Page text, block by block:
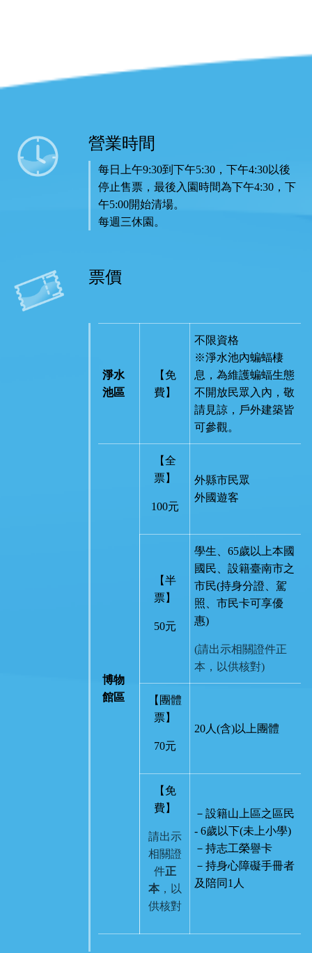
園區
即時
影像
營業時間
每日上午9:30到下午5:30，下午4:30以後
停止售票，最後入園時間為下午4:30，下
午5:00開始清場。
每週三休園。
票價
淨水
池區
【免
費】
不限資格
※淨水池內蝙蝠棲
息，為維護蝙蝠生態
不開放民眾入內，敬
請見諒，戶外建築皆
可參觀。
博物
館區
【全
票】
100元
外縣市民眾
外國遊客
【半
票】
50元
學生、65歲以上本國
國民、設籍臺南市之
市民(持身分證、駕
照、市民卡可享優
惠)
(請出示相關證件正
本，以供核對)
【團體
票】
70元
20人(含)以上團體
【免
費】
請出示
相關證
件正
本，以
供核對
－設籍山上區之區民
- 6歲以下(未上小學)
－持志工榮譽卡
－持身心障礙手冊者
及陪同1人